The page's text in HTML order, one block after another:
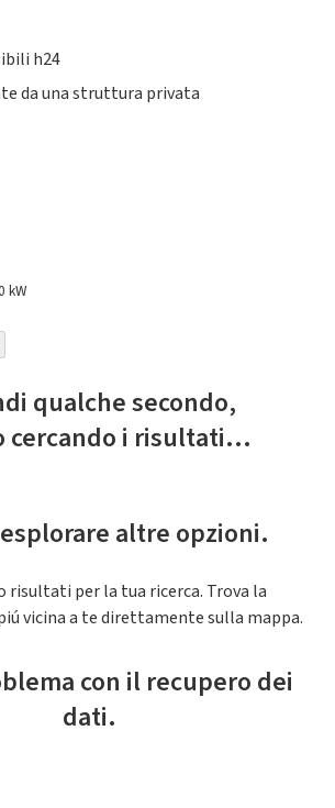
h24
da una struttura privata
kW
qualche secondo,
cercando i risultati...
altre opzioni.
per la tua ricerca. Trova la
vicina a te direttamente sulla mappa.
con il recupero dei
dati.